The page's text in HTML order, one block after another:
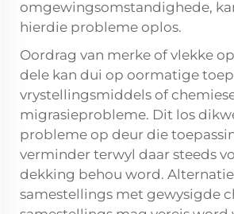
omgewingsomstandighede,
hierdie probleme oplos.
Oordrag van merke of vlekke
dele kan dui op oormatige
vrystellingsmiddels of
migrasieprobleme. Dit los
probleme op deur die
verminder terwyl daar steeds
dekking behou word.
samestellings met gewysigde